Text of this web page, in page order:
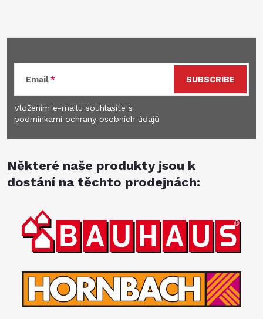
Email
Vložením e-mailu souhlasíte s
podmínkami ochrany osobních údajů
SUBSCRIBE
Některé naše produkty jsou k
dostání na těchto prodejnách: